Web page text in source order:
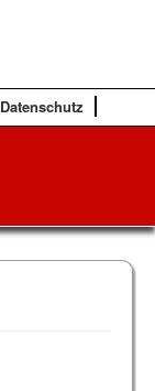
Datenschutz